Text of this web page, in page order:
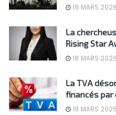
19 MARS 2026
La
Rising Star
18 MARS 2026
La TVA
financés
18 MARS 2026